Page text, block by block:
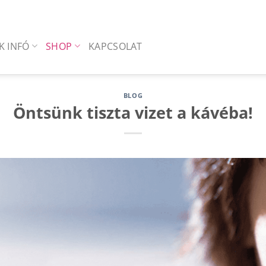
INFÓ SHOP KAPCSOLAT
BLOG
Öntsünk tiszta vizet a kávéba!